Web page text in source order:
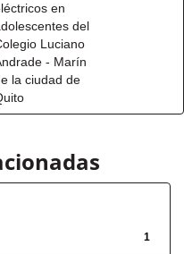
en
del
Luciano
- Marín
la ciudad de
1